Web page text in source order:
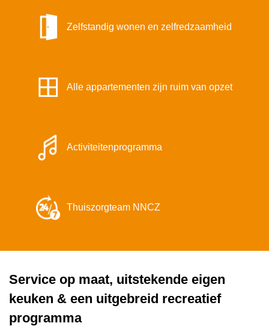
Zelfstandig wonen en zelfredzaamheid
Alle appartementen zijn ruim van opzet
Activiteitenprogramma
Thuiszorgteam NNCZ
Service op maat, uitstekende eigen
keuken & een uitgebreid recreatief
programma